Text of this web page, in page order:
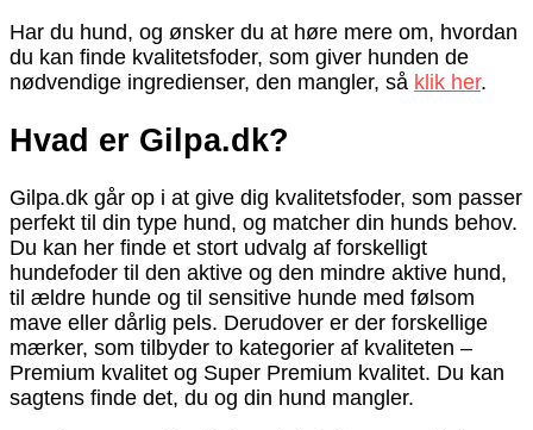
Har du hund, og ønsker du at høre mere om, hvordan
du kan finde kvalitetsfoder, som giver hunden de
nødvendige ingredienser, den mangler, så klik her.
Hvad er Gilpa.dk?
Gilpa.dk går op i at give dig kvalitetsfoder, som passer
perfekt til din type hund, og matcher din hunds behov.
Du kan her finde et stort udvalg af forskelligt
hundefoder til den aktive og den mindre aktive hund,
til ældre hunde og til sensitive hunde med følsom
mave eller dårlig pels. Derudover er der forskellige
mærker, som tilbyder to kategorier af kvaliteten –
Premium kvalitet og Super Premium kvalitet. Du kan
sagtens finde det, du og din hund mangler.